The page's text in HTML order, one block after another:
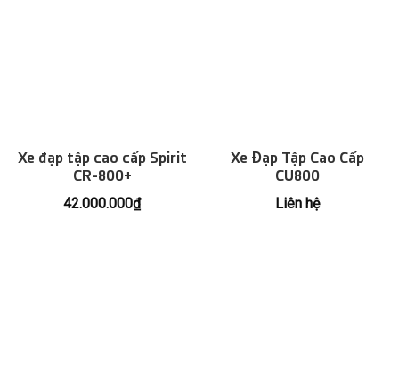
Xe đạp tập cao cấp Spirit
CR-800+
42.000.000₫
Xe Đạp Tập Cao Cấp
CU800
Liên hệ